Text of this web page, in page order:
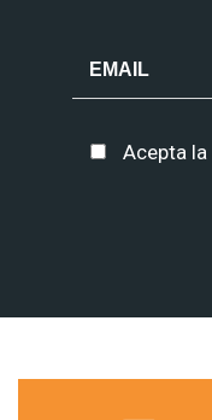
Acepta la